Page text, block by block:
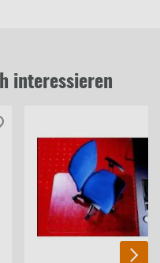
interessieren